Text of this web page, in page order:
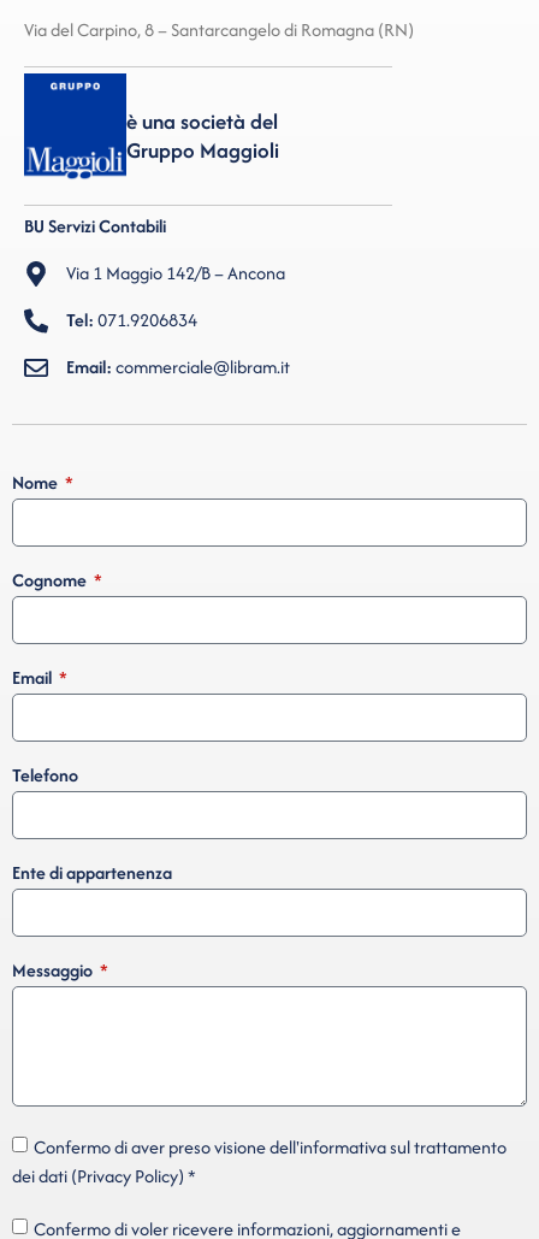
Via del Carpino, 8 – Santarcangelo di Romagna (RN)
è una società del
Gruppo Maggioli
BU Servizi Contabili
Via 1 Maggio 142/B – Ancona
Tel:071.9206834
Email:commerciale@libram.it
Nome
Cognome
Email
Telefono
Ente di appartenenza
Messaggio
Confermo di aver preso visione dell'informativa sul trattamento
dei dati (Privacy Policy) *
Confermo di voler ricevere informazioni, aggiornamenti e